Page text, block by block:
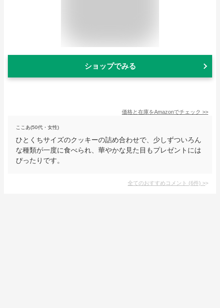
ショップでみる
価格と在庫をAmazonでチェック >>
ここあ(50代・女性)
ひとくちサイズのクッキーの詰め合わせで、少しずついろん
な種類が一度に食べられ、華やかな見た目もプレゼントには
ぴったりです。
全てのおすすめコメント (6件) >